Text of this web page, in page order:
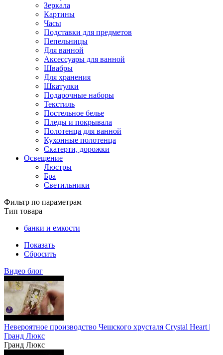
Зеркала
Картины
Часы
Подставки для предметов
Пепельницы
Для ванной
Аксессуары для ванной
Швабры
Для хранения
Шкатулки
Подарочные наборы
Текстиль
Постельное белье
Пледы и покрывала
Полотенца для ванной
Кухонные полотенца
Скатерти, дорожки
Освещение
Люстры
Бра
Светильники
Фильтр по параметрам
Тип товара
банки и емкости
Показать
Сбросить
Видео блог
Невероятное производство Чешского хрусталя Crystal Heart |
Гранд Люкс
Гранд Люкс